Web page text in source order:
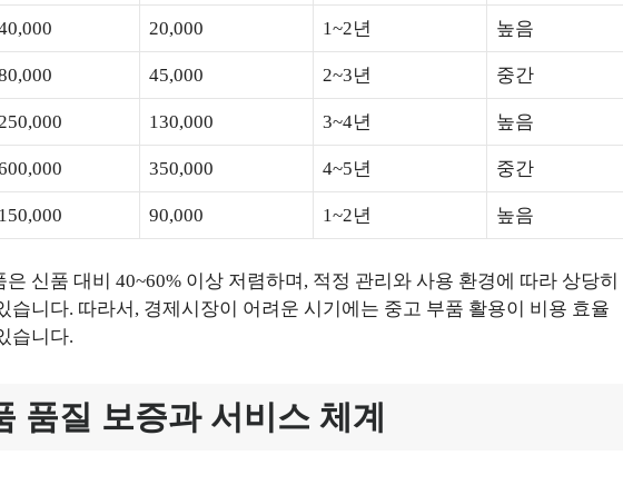
20,000 1~2년 높음
45,000 2~3년 중간
130,000 3~4년 높음
350,000 4~5년 중간
150,000 90,000 1~2년 높음
신품 대비 40~60% 이상 저렴하며, 적정 관리와 사용 환경에 따라 상당히
습니다. 따라서, 경제시장이 어려운 시기에는 중고 부품 활용이 비용 효율
습니다.
품질 보증과 서비스 체계